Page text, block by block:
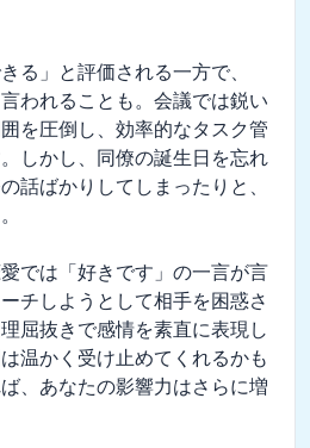
る」と評価される一方で、
われることも。会議では鋭い
を圧倒し、効率的なタスク管
しかし、同僚の誕生日を忘れ
話ばかりしてしまったりと、
では「好きです」の一言が言
チしようとして相手を困惑さ
屈抜きで感情を素直に表現し
温かく受け止めてくれるかも
、あなたの影響力はさらに増